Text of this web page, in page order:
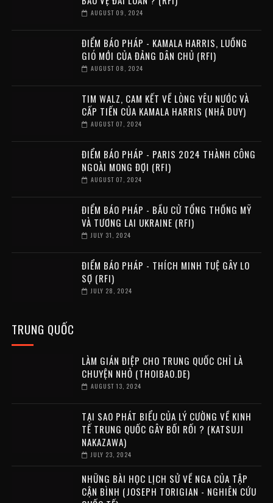
AUGUST 09, 2024
ĐIỂM BÁO PHÁP - KAMALA HARRIS, LUỒNG
GIÓ MỚI CỦA ĐẢNG DÂN CHỦ (RFI)
AUGUST 08, 2024
TIM WALZ, CAM KẾT VỀ LÒNG YÊU NƯỚC VÀ
CẤP TIẾN CỦA KAMALA HARRIS (NHÃ DUY)
AUGUST 07, 2024
ĐIỂM BÁO PHÁP - PARIS 2024 THÀNH CÔNG
NGOÀI MONG ĐỢI (RFI)
AUGUST 07, 2024
ĐIỂM BÁO PHÁP - BẦU CỬ TỔNG THỐNG MỸ
VÀ TƯƠNG LAI UKRAINE (RFI)
JULY 31, 2024
ĐIỂM BÁO PHÁP - THÍCH MINH TUỆ GÂY LO
SỢ (RFI)
JULY 28, 2024
TRUNG QUỐC
LÀM GIÁN ĐIỆP CHO TRUNG QUỐC CHỈ LÀ
CHUYỆN NHỎ (THOIBAO.DE)
AUGUST 13, 2024
TẠI SAO PHÁT BIỂU CỦA LÝ CƯỜNG VỀ KINH
TẾ TRUNG QUỐC GÂY BỐI RỐI ? (KATSUJI
NAKAZAWA)
JULY 23, 2024
NHỮNG BÀI HỌC LỊCH SỬ VỀ NGA CỦA TẬP
CẬN BÌNH (JOSEPH TORIGIAN - NGHIÊN CỨU